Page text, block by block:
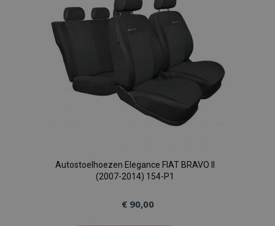
verlanglijst
Autostoelhoezen Elegance FIAT BRAVO II
(2007-2014) 154-P1
€ 90,00